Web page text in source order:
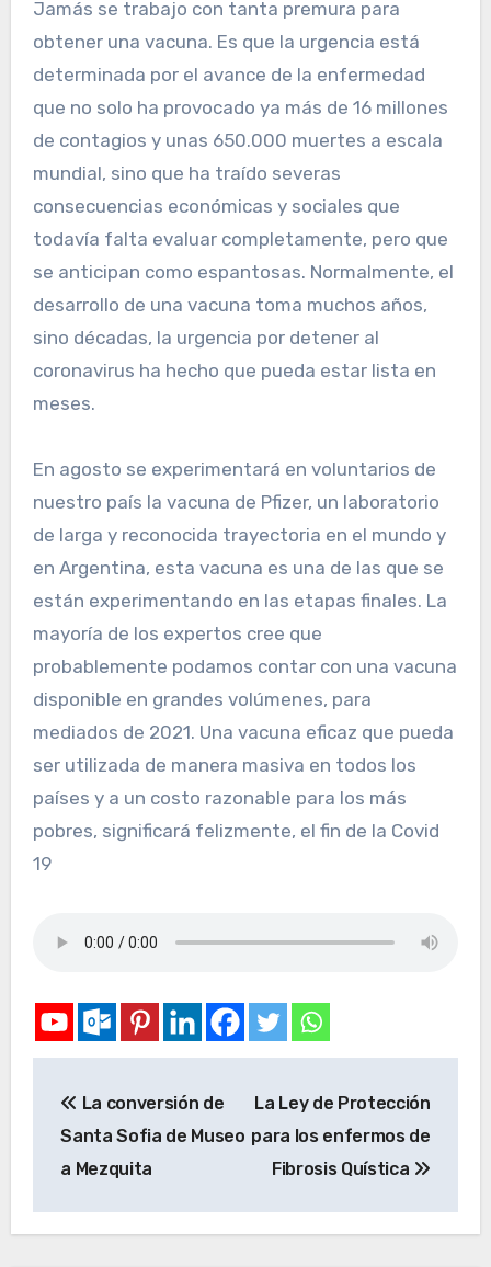
Jamás se trabajo con tanta premura para
obtener una vacuna. Es que la urgencia está
determinada por el avance de la enfermedad
que no solo ha provocado ya más de 16 millones
de contagios y unas 650.000 muertes a escala
mundial, sino que ha traído severas
consecuencias económicas y sociales que
todavía falta evaluar completamente, pero que
se anticipan como espantosas. Normalmente, el
desarrollo de una vacuna toma muchos años,
sino décadas, la urgencia por detener al
coronavirus ha hecho que pueda estar lista en
meses.
En agosto se experimentará en voluntarios de
nuestro país la vacuna de Pfizer, un laboratorio
de larga y reconocida trayectoria en el mundo y
en Argentina, esta vacuna es una de las que se
están experimentando en las etapas finales. La
mayoría de los expertos cree que
probablemente podamos contar con una vacuna
disponible en grandes volúmenes, para
mediados de 2021. Una vacuna eficaz que pueda
ser utilizada de manera masiva en todos los
países y a un costo razonable para los más
pobres, significará felizmente, el fin de la Covid
19
La conversión de
Santa Sofia de Museo
a Mezquita
La Ley de Protección
para los enfermos de
Fibrosis Quística